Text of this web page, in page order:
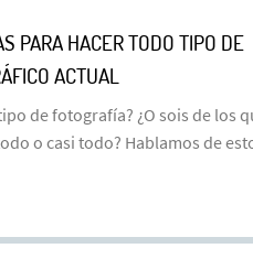
PARA HACER TODO TIPO DE
ACTUAL
de fotografía? ¿O sois de los
o casi todo? Hablamos de